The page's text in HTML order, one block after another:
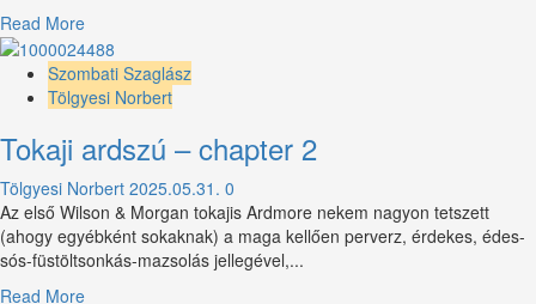
Read MoreRead
more
about
Mi
a
baj
a
Kilkerran
tizenhattal?
Szombati Szaglász
Tölgyesi Norbert
Tokaji ardszú – chapter 2
Tölgyesi Norbert 2025.05.31. 0
Az első Wilson & Morgan tokajis Ardmore nekem nagyon tetszett
(ahogy egyébként sokaknak) a maga kellően perverz, érdekes, édes-
sós-füstöltsonkás-mazsolás jellegével,...
Read MoreRead